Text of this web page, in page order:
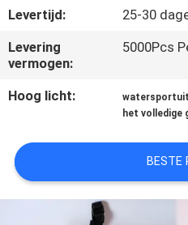
PRIVACY
POLICY
Levertijd:
25-30
Levering
vermogen:
5000Pcs
Hoog licht:
het volledige
BESTE